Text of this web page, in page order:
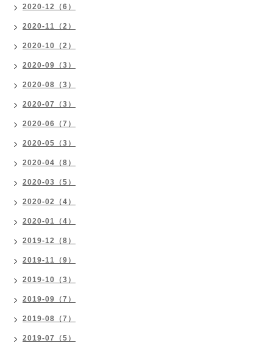
2020-12（6）
2020-11（2）
2020-10（2）
2020-09（3）
2020-08（3）
2020-07（3）
2020-06（7）
2020-05（3）
2020-04（8）
2020-03（5）
2020-02（4）
2020-01（4）
2019-12（8）
2019-11（9）
2019-10（3）
2019-09（7）
2019-08（7）
2019-07（5）